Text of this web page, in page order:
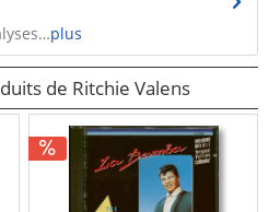
plus
de Ritchie Valens